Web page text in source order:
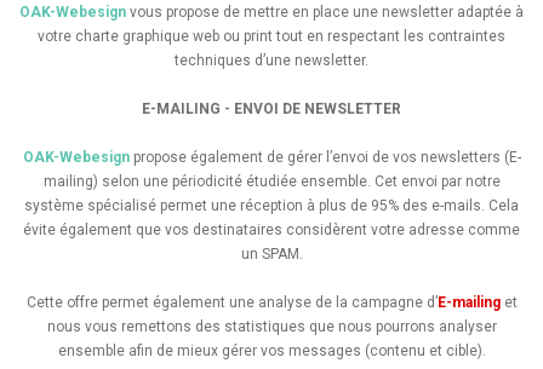
OAK-Webesign vous propose de mettre en place une newsletter adaptée à
votre charte graphique web ou print tout en respectant les contraintes
techniques d’une newsletter.
E-MAILING - ENVOI DE NEWSLETTER
OAK-Webesignpropose également de gérer l’envoi de vos newsletters (E-
mailing) selon une périodicité étudiée ensemble. Cet envoi par notre
système spécialisé permet une réception à plus de 95% des e-mails. Cela
évite également que vos destinataires considèrent votre adresse comme
un SPAM.
Cette offre permet également une analyse de la campagne d’E-mailinget
nous vous remettons des statistiques que nous pourrons analyser
ensemble afin de mieux gérer vos messages (contenu et cible).